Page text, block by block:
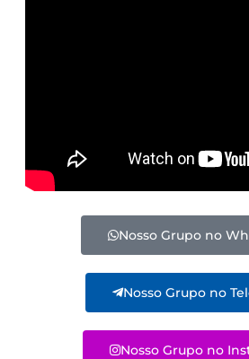
Nosso Grupo no
Nosso Grupo no
Nosso Grupo no